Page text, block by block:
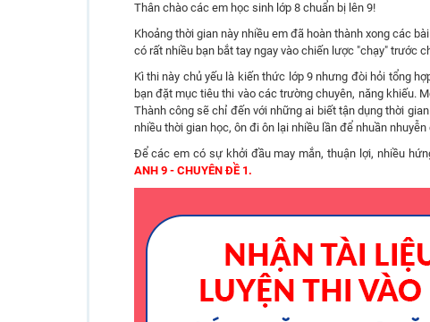
Khai giảng khóa Ngữ văn 7 - xây nền vững chắc cho tương lai!
Luyện thi vào lớp 10 môn Toán, Văn, Hóa, Anh, Lý với giáo
Thân chào các em học sinh lớp 8 chuẩn bị lên 9!
Khoảng thời gian này nhiều em đã hoàn thành xong các
có rất nhiều bạn bắt tay ngay vào chiến lược "chạy" trước
Kì thi này chủ yếu là kiến thức lớp 9 nhưng đòi hỏi tổng
bạn đặt mục tiêu thi vào các trường chuyên, năng khiếu.
Thành công sẽ chỉ đến với những ai biết tận dụng thời
nhiều thời gian học, ôn đi ôn lại nhiều lần để nhuần
Để các em có sự khởi đầu may mắn, thuận lợi, nhiều
ANH 9 - CHUYÊN ĐỀ 1.